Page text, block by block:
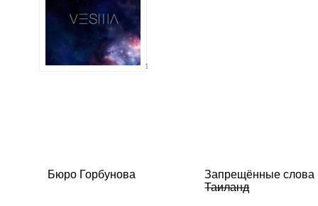
1
Бюро Горбунова
Запрещённые слова
Таиланд